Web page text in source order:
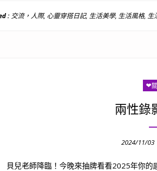
: 交流，人際, 心靈穿搭日記, 生活美學, 生活風格, 生
❤
兩性錄
Posted
2024/11/03
貝兒老師降臨！今晚來抽牌看看2025年你